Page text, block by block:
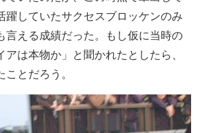
躍していたサクセスブロッケンのみ
言える成績だった。もし仮に当時の
は本物か」と聞かれたとしたら、
とだろう。